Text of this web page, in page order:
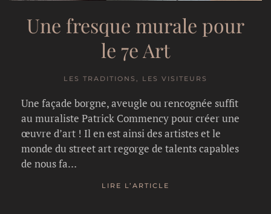
Une fresque murale pour
le 7e Art
LES TRADITIONS, LES VISITEURS
Une façade borgne, aveugle ou rencognée suffit
au muraliste Patrick Commency pour créer une
œuvre d’art ! Il en est ainsi des artistes et le
monde du street art regorge de talents capables
de nous fa…
LIRE L’ARTICLE